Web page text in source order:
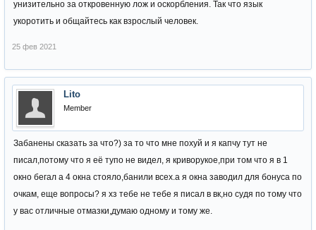
унизительно за откровенную лож и оскорбления. Так что язык
укоротить и общайтесь как взрослый человек.
25 фев 2021
Lito
Member
Забанены сказать за что?) за то что мне похуй и я капчу тут не
писал,потому что я её тупо не видел, я криворукое,при том что я в 1
окно бегал а 4 окна стояло,банили всех.а я окна заводил для бонуса по
очкам, еще вопросы? я хз тебе не тебе я писал в вк,но судя по тому что
у вас отличные отмазки,думаю одному и тому же.